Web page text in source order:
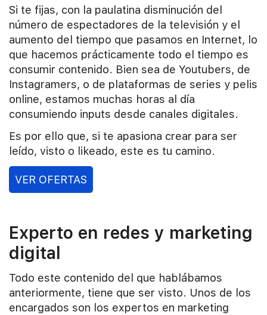
Si te fijas, con la paulatina disminución del
número de espectadores de la televisión y el
aumento del tiempo que pasamos en Internet, lo
que hacemos prácticamente todo el tiempo es
consumir contenido. Bien sea de Youtubers, de
Instagramers, o de plataformas de series y pelis
online, estamos muchas horas al día
consumiendo inputs desde canales digitales.
Es por ello que, si te apasiona crear para ser
leído, visto o likeado, este es tu camino.
VER OFERTAS
Experto en redes y marketing
digital
Todo este contenido del que hablábamos
anteriormente, tiene que ser visto. Unos de los
encargados son los expertos en marketing